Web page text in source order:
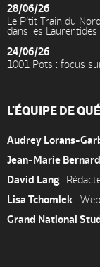
28/06/26
Le P’tit Train du
dans les Laurentides
24/06/26
1001 Pots : focus
L'ÉQUIPE DE
Audrey Lorans-
Jean-Marie Bernard
David Lang:
Lisa Tchomlek :
Grand National